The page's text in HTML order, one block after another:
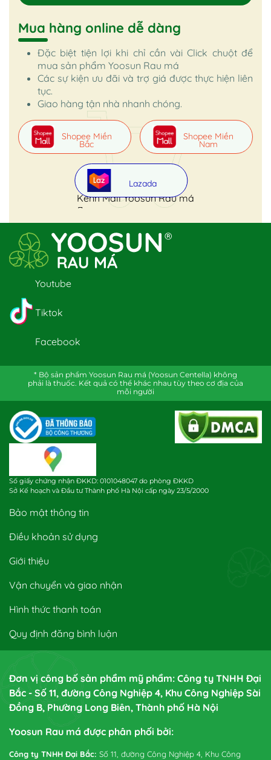
Mua hàng online dễ dàng
Đặc biệt tiện lợi khi chỉ cần vài Click chuột để
mua sản phẩm Yoosun Rau má
Các sự kiện ưu đãi và trợ giá được thực hiện liên
tục.
Giao hàng tận nhà nhanh chóng.
Kênh Mall Yoosun Rau má
Shopee Miền
Bắc
Shopee Miền
Nam
Lazada
Youtube
Tiktok
Facebook
* Bộ sản phẩm Yoosun Rau má (Yoosun Centella) không
phải là thuốc. Kết quả có thể khác nhau tùy theo cơ địa của
mỗi người
Số giấy chứng nhận ĐKKD: 0101048047 do phòng ĐKKD
Sở Kế hoạch và Đầu tư Thành phố Hà Nội cấp ngày 23/5/2000
Bảo mật thông tin
Điều khoản sử dụng
Giới thiệu
Vận chuyển và giao nhận
Hình thức thanh toán
Quy định đăng bình luận
Đơn vị công bố sản phẩm mỹ phẩm: Công ty TNHH Đại
Bắc - Số 11, đường Công Nghiệp 4, Khu Công Nghiệp Sài
Đồng B, Phường Long Biên, Thành phố Hà Nội
Yoosun Rau má được phân phối bởi:
Công ty TNHH Đại Bắc: Số 11, đường Công Nghiệp 4, Khu Công